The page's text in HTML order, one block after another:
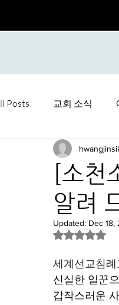
Posts 교회 소식
[소천
알려
Updated: Dec 18,
Rated
세계선교침
신실한 일꾼
갑작스러운